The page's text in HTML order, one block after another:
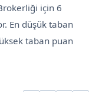
için 6
En düşük taban
taban puan